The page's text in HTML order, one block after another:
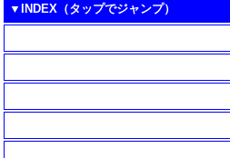
▼INDEX（タップでジャンプ）